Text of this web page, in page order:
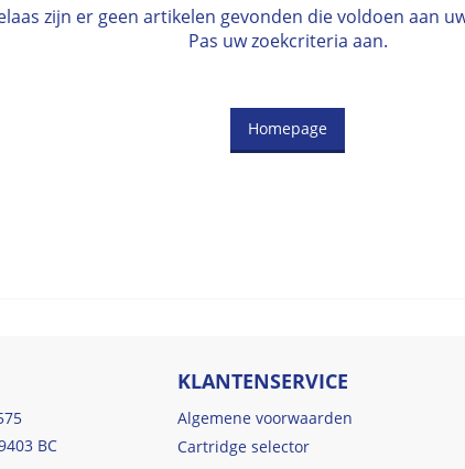
zijn er geen artikelen gevonden die voldoen aan
Pas uw zoekcriteria aan.
Homepage
BC
KLANTENSERVICE
Algemene voorwaarden
Cartridge selector